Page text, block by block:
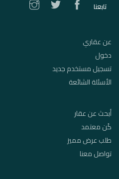
تابعنا
عن عقاري
دخول
تسجيل مستخدم جديد
الأسئلة الشائعة
أبحث عن عقار
كُن معتمد
طلب عرض مميز
تواصل معنا